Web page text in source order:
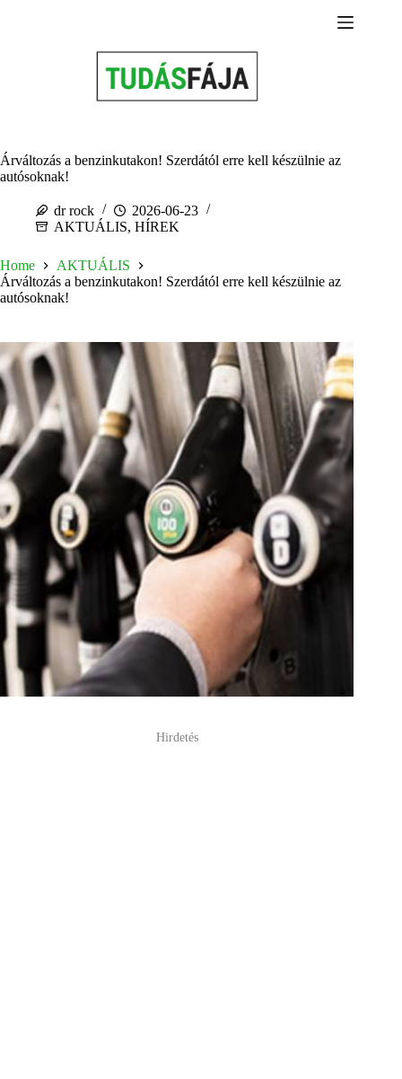
Árváltozás a benzinkutakon! Szerdától erre kell készülnie az
autósoknak!
dr rock
2026-06-23
AKTUÁLIS, HÍREK
Home
AKTUÁLIS
Árváltozás a benzinkutakon! Szerdától erre kell készülnie az
autósoknak!
Hirdetés